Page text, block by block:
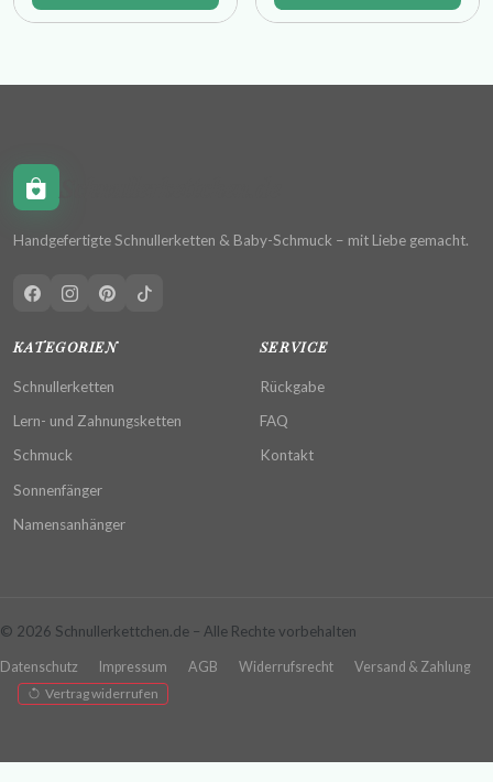
Handgefertigte Schnullerketten & Baby-Schmuck – mit Liebe gemacht.
KATEGORIEN
Schnullerketten
Lern- und Zahnungsketten
Schmuck
Sonnenfänger
Namensanhänger
SERVICE
Rückgabe
FAQ
Kontakt
© 2026 Schnullerkettchen.de – Alle Rechte vorbehalten
Datenschutz Impressum AGB Widerrufsrecht
Versand & Zahlung
Vertrag widerrufen